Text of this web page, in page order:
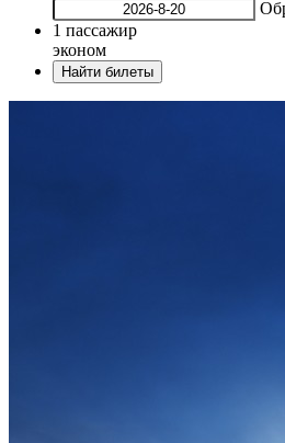
1 пассажир
эконом
Найти билеты